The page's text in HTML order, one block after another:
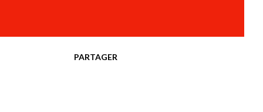
PARTAGER